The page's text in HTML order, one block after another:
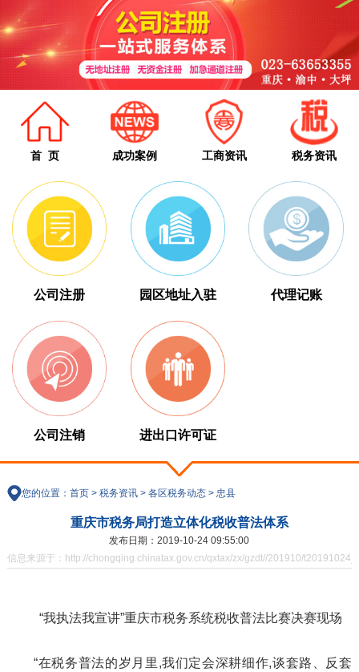
首 页 成功案例 工商资讯 税务资讯
公司注册 园区地址入驻 代理记账
公司注销 进出口许可证
您的位置： 首页> 税务资讯> 各区税务动态> 忠县
重庆市税务局打造立体化税收普法体系
发布日期：2019-10-24 09:55:00
信息来源于：http://chongqing.chinatax.gov.cn/qxtax/zx/gzdt//201910/
“我执法我宣讲”重庆市税务系统税收普法比赛决赛现场
“在税务普法的岁月里,我们定会深耕细作,谈套路、反套